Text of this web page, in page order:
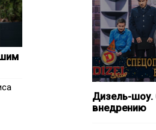
Дизель-шоу.
внедрению